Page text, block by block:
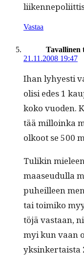
Vastaa
Tavallinen
21.11.2008 19:47
Ihan lyhyesti
olisi edes 1
koko vuo­den.
tää mil­loin­ka
olkoot se 500
Tulikin
maaseudul­la
puheilleen
tai toimiko
töjä vas­taan,
myi kun vaan
yksinker­taista